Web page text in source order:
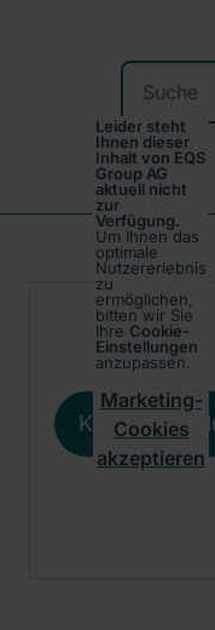
Leider steht
Ihnen dieser
Inhalt von EQS
Group AG
aktuell nicht
zur
Verfügung.
Um Ihnen das
optimale
Nutzererlebnis
zu
ermöglichen,
bitten wir Sie
Ihre Cookie-
Einstellungen
anzupassen.
Marketing-
Cookies
akzeptieren